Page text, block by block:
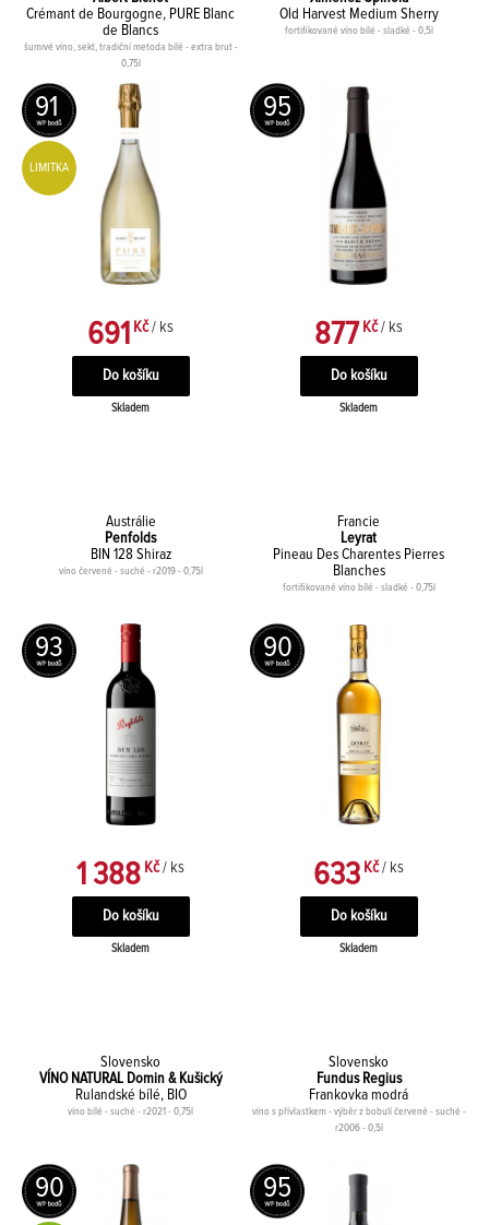
Crémant de Bourgogne, PURE Blanc
de Blancs
šumivé víno, sekt, tradiční metoda bílé - extra brut -
0,75l
91
LIMITKA
691 Kč / ks
Skladem
Old Harvest Medium Sherry
fortifikované víno bílé - sladké - 0,5l
95
877Kč / ks
Skladem
Austrálie
Penfolds
BIN 128 Shiraz
víno červené - suché - r2019 - 0,75l
93
1 388 Kč / ks
Skladem
Francie
Leyrat
Pineau Des Charentes Pierres
Blanches
fortifikované víno bílé - sladké - 0,75l
90
633 Kč / ks
Skladem
Slovensko
VÍNO NATURAL Domin & Kušický
Rulandské bílé, BIO
víno bílé - suché - r2021 - 0,75l
90
Slovensko
Fundus Regius
Frankovka modrá
víno s přívlastkem - výběr z bobulí červené - suché -
r2006 - 0,5l
95